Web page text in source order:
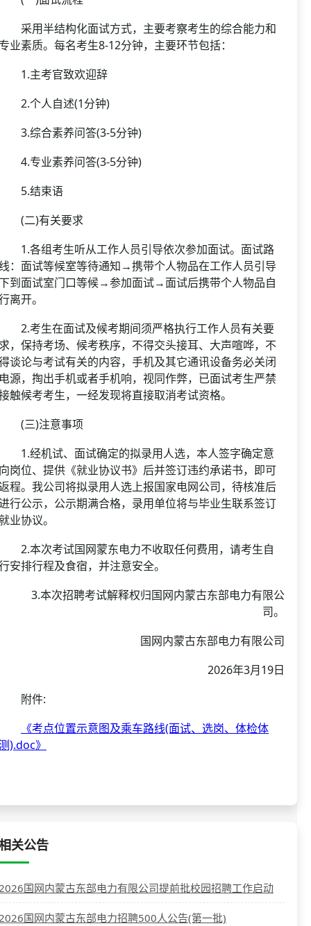
用半结构化面试方式，主要考察考生的综合能力和
业素质。每名考生8-12分钟，主要环节包括：
主考官致欢迎辞
个人自述(1分钟)
综合素养问答(3-5分钟)
专业素养问答(3-5分钟)
结束语
二)有关要求
各组考生听从工作人员引导依次参加面试。面试路
：面试等候室等待通知→携带个人物品在工作人员引导
到面试室门口等候→参加面试→面试后携带个人物品自
离开。
考生在面试及候考期间须严格执行工作人员有关要
，保持考场、候考秩序，不得交头接耳、大声喧哗，不
谈论与考试有关的内容，手机及其它通讯设备务必关闭
源，掏出手机或者手机响，视同作弊，已面试考生严禁
触候考考生，一经发现将直接取消考试资格。
三)注意事项
经机试、面试确定的拟录用人选，本人签字确定意
岗位、提供《就业协议书》后并签订违约承诺书，即可
程。我公司将拟录用人选上报国家电网公司，待核准后
行公示，公示期满合格，录用单位将与毕业生联系签订
业协议。
本次考试国网蒙东电力不收取任何费用，请考生自
安排行程及食宿，并注意安全。
3.本次招聘考试解释权归国网内蒙古东部电力有限公
司。
国网内蒙古东部电力有限公司
2026年3月19日
件:
《考点位置示意图及乘车路线(面试、选岗、体检体
).doc》
关公告
国网内蒙古东部电力有限公司提前批校园招聘工作启动
国网内蒙古东部电力招聘500人公告(第一批)